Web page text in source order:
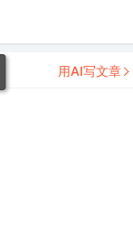
用AI写文章